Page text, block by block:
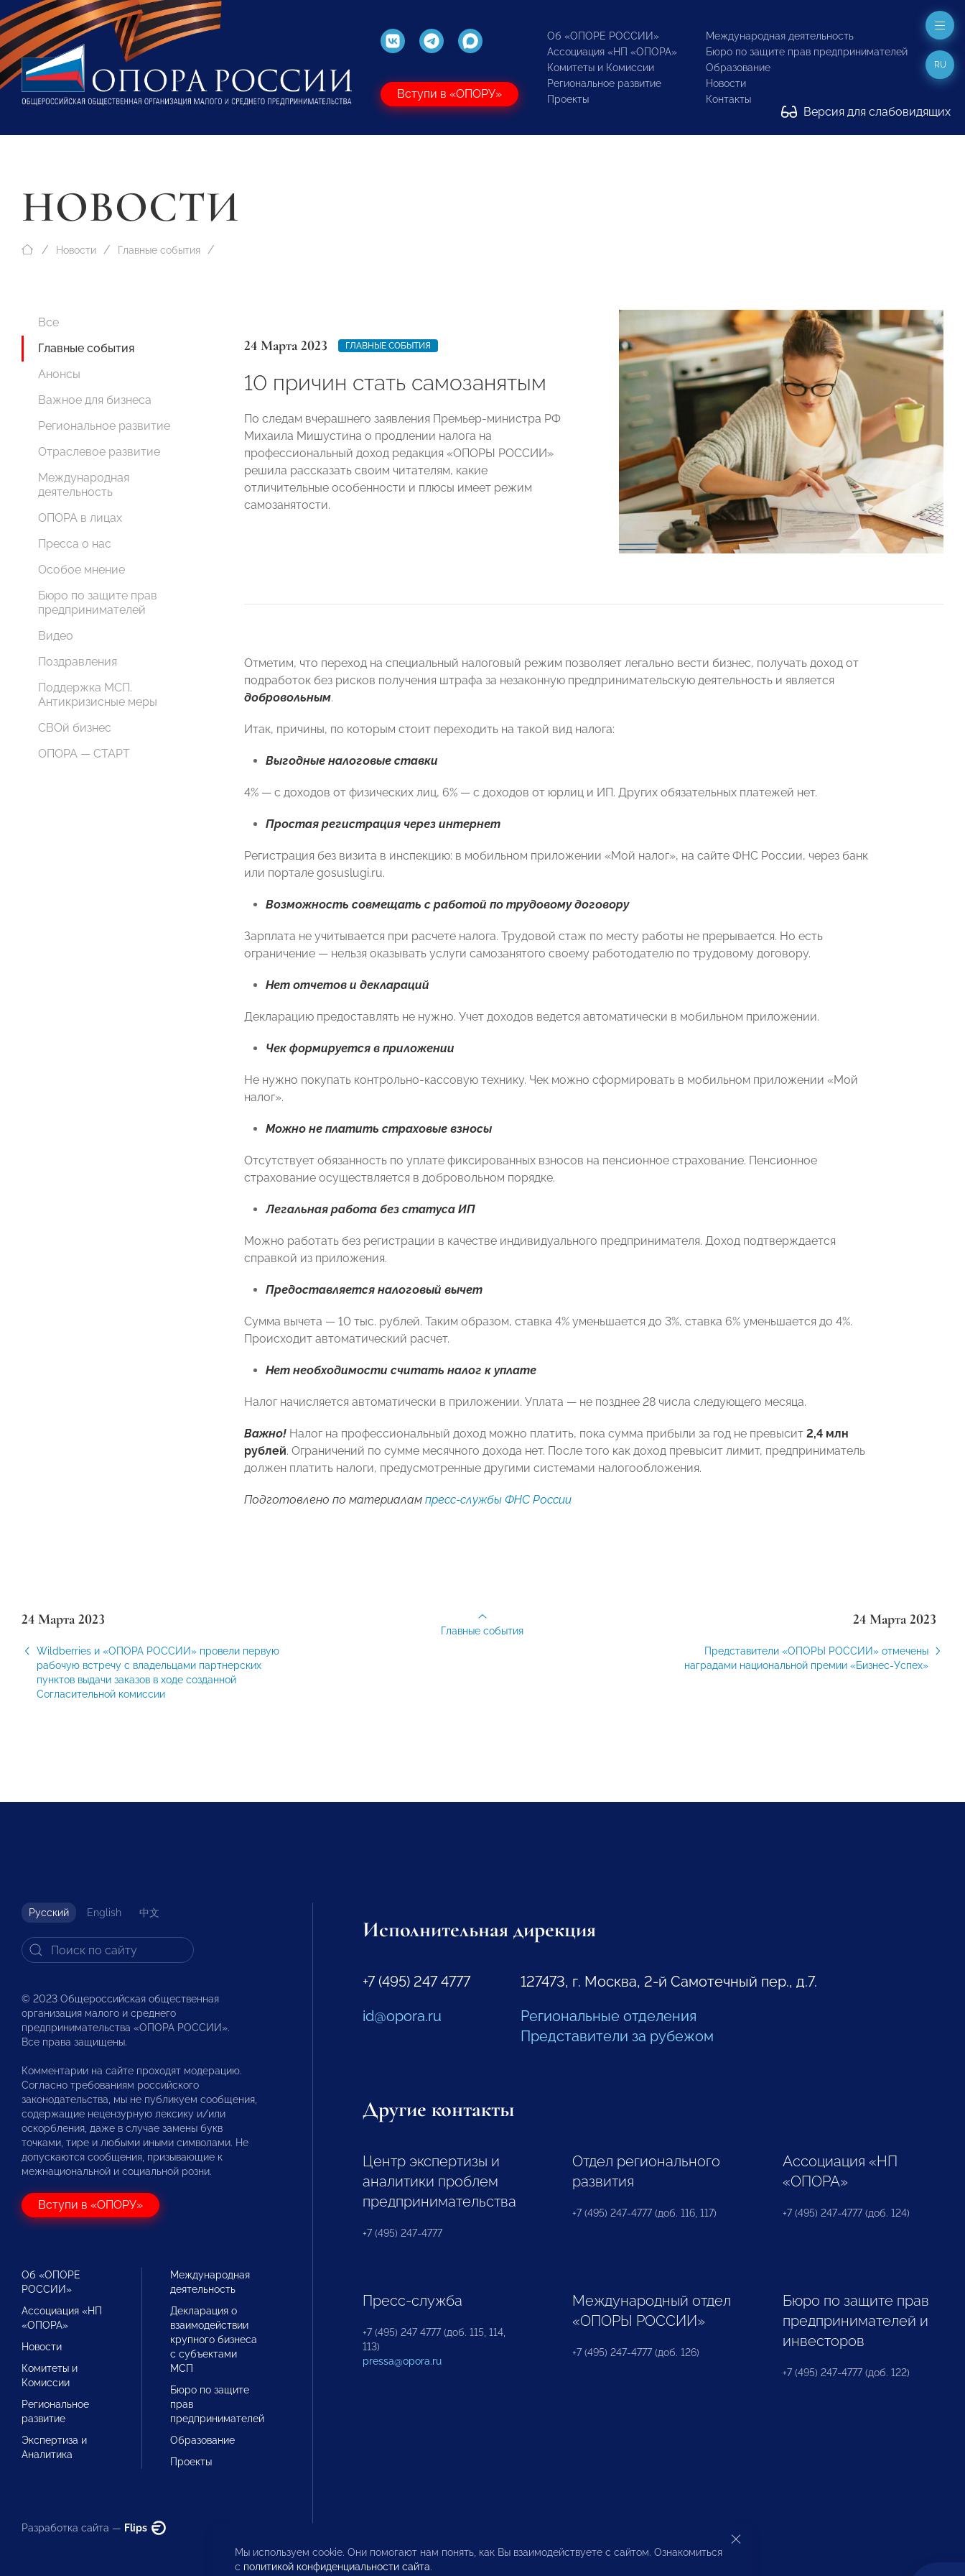
Вступи в «ОПОРУ»
Об «ОПОРЕ РОССИИ»
Ассоциация «НП «ОПОРА»
Комитеты и Комиссии
Региональное развитие
Проекты
Международная деятельность
Бюро по защите прав предпринимателей
Образование
Новости
Контакты
Версия для слабовидящих
RU
НОВОСТИ
Новости Главные события
Все
Главные события
Анонсы
Важное для бизнеса
Региональное развитие
Отраслевое развитие
Международная
деятельность
ОПОРА в лицах
Пресса о нас
Особое мнение
Бюро по защите прав
предпринимателей
Видео
Поздравления
Поддержка МСП.
Антикризисные меры
СВОй бизнес
ОПОРА — СТАРТ
24 Марта 2023 ГЛАВНЫЕ СОБЫТИЯ
10 причин стать самозанятым
По следам вчерашнего заявления Премьер-министра РФ
Михаила Мишустина о продлении налога на
профессиональный доход редакция «ОПОРЫ РОССИИ»
решила рассказать своим читателям, какие
отличительные особенности и плюсы имеет режим
самозанятости.
Отметим, что переход на специальный налоговый режим позволяет легально вести бизнес, получать доход от
подработок без рисков получения штрафа за незаконную предпринимательскую деятельность и является
добровольным.
Итак, причины, по которым стоит переходить на такой вид налога:
Выгодные налоговые ставки
4% — с доходов от физических лиц, 6% — с доходов от юрлиц и ИП. Других обязательных платежей нет.
Простая регистрация через интернет
Регистрация без визита в инспекцию: в мобильном приложении «Мой налог», на сайте ФНС России, через банк
или портале gosuslugi.ru.
Возможность совмещать с работой по трудовому договору
Зарплата не учитывается при расчете налога. Трудовой стаж по месту работы не прерывается. Но есть
ограничение — нельзя оказывать услуги самозанятого своему работодателю по трудовому договору.
Нет отчетов и деклараций
Декларацию предоставлять не нужно. Учет доходов ведется автоматически в мобильном приложении.
Чек формируется в приложении
Не нужно покупать контрольно-кассовую технику. Чек можно сформировать в мобильном приложении «Мой
налог».
Можно не платить страховые взносы
Отсутствует обязанность по уплате фиксированных взносов на пенсионное страхование. Пенсионное
страхование осуществляется в добровольном порядке.
Легальная работа без статуса ИП
Можно работать без регистрации в качестве индивидуального предпринимателя. Доход подтверждается
справкой из приложения.
Предоставляется налоговый вычет
Сумма вычета — 10 тыс. рублей. Таким образом, ставка 4% уменьшается до 3%, ставка 6% уменьшается до 4%.
Происходит автоматический расчет.
Нет необходимости считать налог к уплате
Налог начисляется автоматически в приложении. Уплата — не позднее 28 числа следующего месяца.
Важно! Налог на профессиональный доход можно платить, пока сумма прибыли за год не превысит 2,4 млн
рублей. Ограничений по сумме месячного дохода нет. После того как доход превысит лимит, предприниматель
должен платить налоги, предусмотренные другими системами налогообложения.
Подготовлено по материалам пресс-службы ФНС России
24 Марта 2023
Wildberries и «ОПОРА РОССИИ» провели первую
рабочую встречу с владельцами партнерских
пунктов выдачи заказов в ходе созданной
Согласительной комиссии
24 Марта 2023
Представители «ОПОРЫ РОССИИ» отмечены
наградами национальной премии «Бизнес-Успех»
Главные события
Русский English 中文
© 2023 Общероссийская общественная
организация малого и среднего
предпринимательства «ОПОРА РОССИИ».
Все права защищены.
Комментарии на сайте проходят модерацию.
Согласно требованиям российского
законодательства, мы не публикуем сообщения,
содержащие нецензурную лексику и/или
оскорбления, даже в случае замены букв
точками, тире и любыми иными символами. Не
допускаются сообщения, призывающие к
межнациональной и социальной розни.
Вступи в «ОПОРУ»
Об «ОПОРЕ
РОССИИ»
Ассоциация «НП
«ОПОРА»
Новости
Комитеты и
Комиссии
Региональное
развитие
Экспертиза и
Аналитика
Международная
деятельность
Декларация о
взаимодействии
крупного бизнеса
с субъектами
МСП
Бюро по защите
прав
предпринимателей
Образование
Проекты
Разработка сайта — Flips
Исполнительная дирекция
+7 (495) 247 4777
id@opora.ru
127473, г. Москва, 2-й Самотечный пер., д.7.
Региональные отделения
Представители за рубежом
Другие контакты
Центр экспертизы и
аналитики проблем
предпринимательства
+7 (495) 247-4777
Отдел регионального
развития
+7 (495) 247-4777 (доб. 116, 117)
Ассоциация «НП
«ОПОРА»
+7 (495) 247-4777 (доб. 124)
Пресс-служба
+7 (495) 247 4777 (доб. 115, 114,
113)
pressa@opora.ru
Международный отдел
«ОПОРЫ РОССИИ»
+7 (495) 247-4777 (доб. 126)
Бюро по защите прав
предпринимателей и
инвесторов
+7 (495) 247-4777 (доб. 122)
Мы используем cookie. Они помогают нам понять, как Вы взаимодействуете с сайтом. Ознакомиться
с политикой конфиденциальности сайта.